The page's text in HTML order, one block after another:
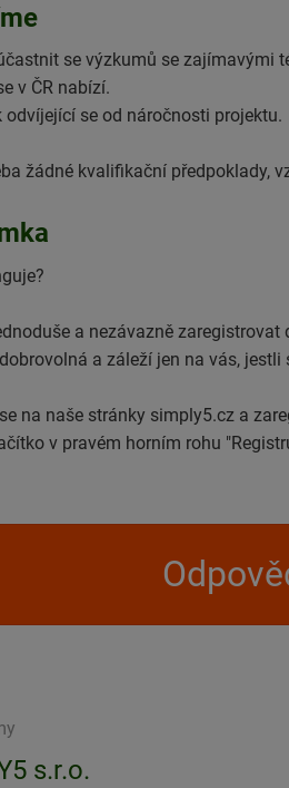
se výzkumů se zajímavými
v ČR nabízí.
odvíjející se od náročnosti projektu.
žádné kvalifikační předpoklady,
a nezávazně
a záleží jen na vás,
na naše stránky simply5.cz a
v pravém horním rohu
s.r.o.